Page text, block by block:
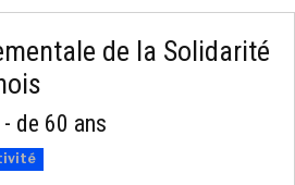
de la Solidarité
de 60 ans